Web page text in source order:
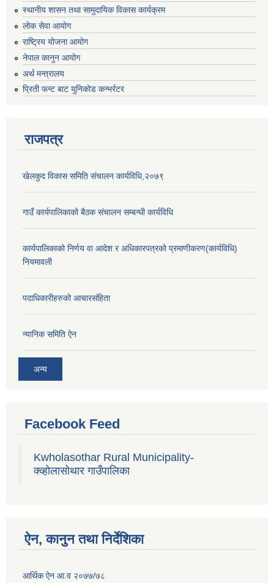
स्थानीय शासन तथा सामुदायिक विकास कार्यक्रम
लोक सेवा आयोग
राष्ट्रिय योजना आयोग
नेपाल कानुन आयोग
अर्थ मन्त्रालय
प्रिती फन्ट बाट युनिकोड कन्भर्रटर
राजपत्र
खेलकुद विकास समिति संचालन कार्यविधि,२०७९
गाउँ कार्यपालिकाको बैठक संचालन सम्बन्धी कार्यविधि
कार्यपालिकाको निर्णय वा आदेश र अधिकारपत्रको प्रमाणीकरण(कार्यविधि)
नियमावली
पदाधिकारीहरुको आचारसंहिता
न्यानिक समिति ऐन
अन्य
Facebook Feed
Kwholasothar Rural Municipality-
क्व्होलासोथार गाउँपालिका
ऐन, कानुन तथा निर्देशिका
आर्थिक ऐन आ.व २०७७/७८